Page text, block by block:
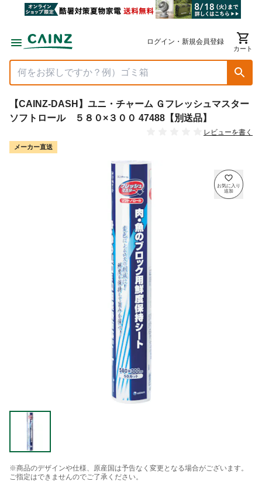
ログイン・新規会員登録
カート
【CAINZ-DASH】ユニ・チャーム Ｇフレッシュマスター
ソフトロール ５８０×３００ 47488【別送品】
レビューを書く
メーカー直送
※商品のデザインや仕様、原産国は予告なく変更となる場合がございます。
ご指定はできませんのでご了承ください。